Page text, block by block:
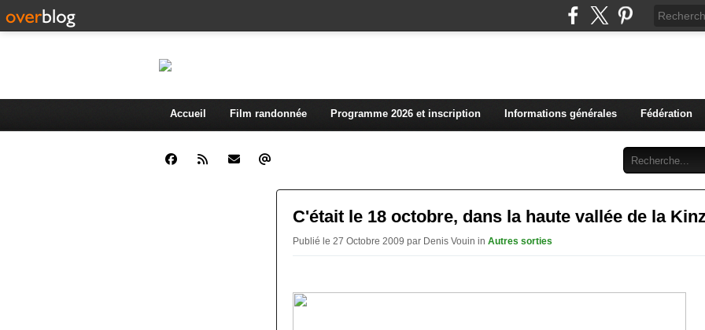
Accueil Film randonnée Programme 2026 et inscription Informations générales Fédération
C'était le 18 octobre, dans la haute vallée de la
Publié le 27 Octobre 2009 par Denis Vouin in Autres sorties